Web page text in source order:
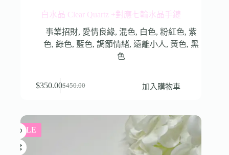
白水晶 Clear Quartz +對應七輪水晶手鏈
事業招財, 愛情良緣, 混色, 白色,粉紅色,紫
色,綠色, 藍色,調節情緒,遠離小人, 黃色, 黑
色
$450.00
$350.00 加入購物車
SALE